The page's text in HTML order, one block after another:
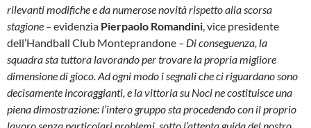
rilevanti modifiche e da numerose novità rispetto alla scorsa
stagione –evidenzia Pierpaolo Romandini , vice presidente
dell’Handball Club Monteprandone – Di conseguenza, la
squadra sta tuttora lavorando per trovare la propria migliore
dimensione di gioco. Ad ogni modo i segnali che ci riguardano sono
decisamente incoraggianti, e la vittoria su Noci ne costituisce una
piena dimostrazione: l’intero gruppo sta procedendo con il proprio
lavoro senza particolari problemi, sotto l’attenta guida del nostro